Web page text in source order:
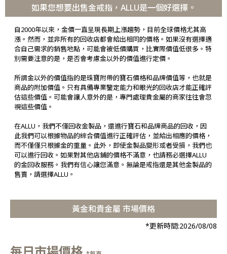
如果您想要出售金戒指，ALLU是一個好選擇。
自2000年以來，金價一直呈現長期上漲趨勢，目前全球價格尤其高
漲。然而，並非所有的回收店都會給出相同的價格。如果沒有選擇適
合自己需求的銷售地點，可能會被低價購買，比實際價值低很多。特
別需要注意的是，是否會考慮金以外的價值進行定價。
所謂金以外的價值指的是珠寶附帶的寶石價格和品牌價值等，也就是
商品的附加價值。只有具備專業鑒定能力和眼光的回收店才能正確評
估這些價值。可能會讓人意外的是，專門處理貴金屬的商家往往會忽
視這些價值。
在ALLU，我們不僅回收金製品，還進行寶石和品牌商品的回收，因
此我們可以根據物品的綜合價值進行正確評估，並給出相應的價格，
而不僅僅只根據金的重量。此外，即使金製品變形或者受損，我們也
可以進行回收。如果對其他店鋪的價格不滿意，也請務必選擇ALLU
的金回收服務。我們有信心讓您滿意。無論是戒指還是其他金製品的
售賣，請選擇ALLU。
黃金和貴金屬 市場價格
*更新時間:2026/08/08